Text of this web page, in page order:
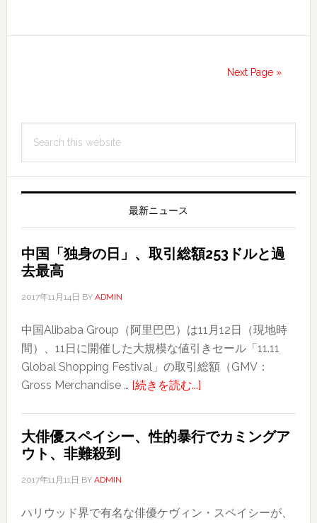
前
え
た
Next Page »
Primary
Sidebar
this
最新ニュース
中国「独身の日」、取引総額253ドルと過
去最高
2017年11月14日 BY ADMIN
中国Alibaba Group（阿里巴巴）は11月12日（現地時
間）、11日に開催した大規模な値引きセール「11.11
Global Shopping Festival」の取引総額（GMV：
Gross Merchandise … [続きを読む...]about
「独
取
大俳優スペイシー、性的暴行でカミングア
ウト、非難殺到
2017年11月11日 BY ADMIN
ハリウッド界で有名な俳優ケヴィン・スペイシーが、